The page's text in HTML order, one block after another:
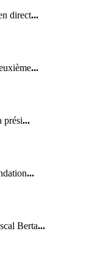
direct...
...
prési...
...
Berta...